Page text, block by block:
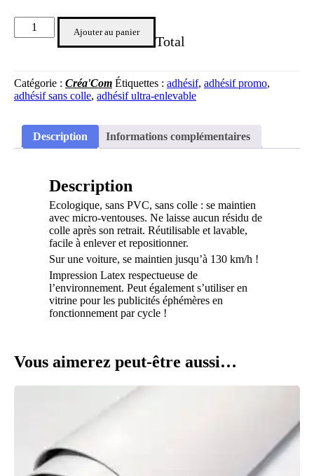
Ajouter au panier
Total
Catégorie : Créa'Com Étiquettes : adhésif, adhésif promo,
adhésif sans colle, adhésif ultra-enlevable
Description Informations complémentaires
Description
Ecologique, sans PVC, sans colle : se maintien
avec micro-ventouses. Ne laisse aucun résidu de
colle après son retrait. Réutilisable et lavable,
facile à enlever et repositionner.
Sur une voiture, se maintien jusqu’à 130 km/h !
Impression Latex respectueuse de
l’environnement. Peut également s’utiliser en
vitrine pour les publicités éphémères en
fonctionnement par cycle !
Vous aimerez peut-être aussi…